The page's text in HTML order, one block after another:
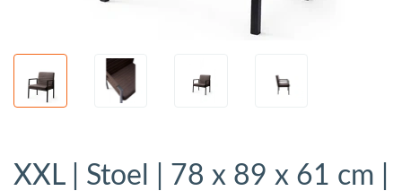
XXL | Stoel | 78 x 89 x 61 cm |